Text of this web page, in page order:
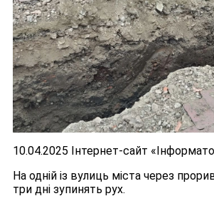
10.04.2025 Інтернет-сайт
На одній із вулиць міста через
три дні зупинять рух.